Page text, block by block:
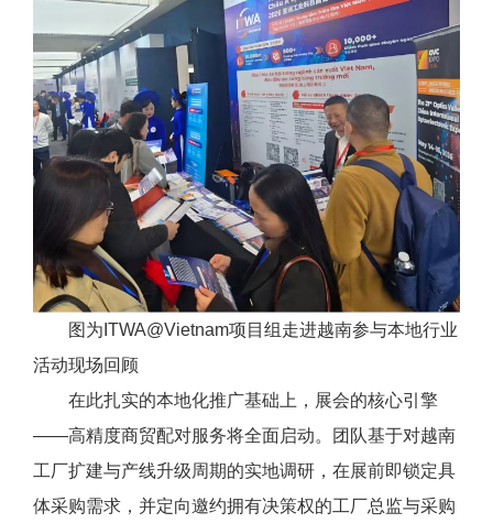
图为ITWA@Vietnam项目组走进越南参与本地行业
活动现场回顾
在此扎实的本地化推广基础上，展会的核心引擎
——高精度商贸配对服务将全面启动。团队基于对越南
工厂扩建与产线升级周期的实地调研，在展前即锁定具
体采购需求，并定向邀约拥有决策权的工厂总监与采购